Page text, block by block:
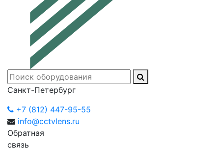
Санкт-Петербург
+7 (812) 447-95-55
info@cctvlens.ru
Обратная
связь